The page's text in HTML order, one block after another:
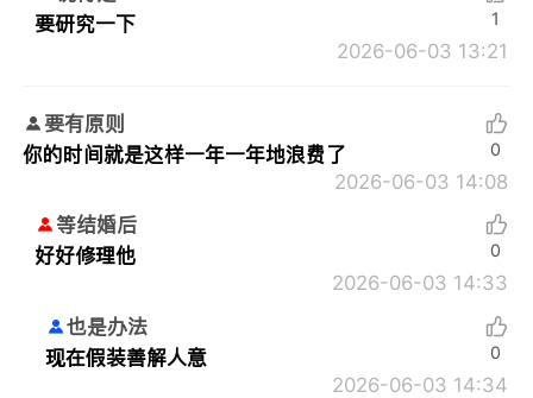
要研究一下
2026-06-03 13:21
1
要有原则
你的时间就是这样一年一年地浪费了
2026-06-03 14:08
0
等结婚后
好好修理他
2026-06-03 14:33
0
也是办法
现在假装善解人意
2026-06-03 14:34
0